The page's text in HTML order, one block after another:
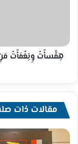
-الشاعره
فاطمه
هِمََّسأّتّ وِنِغٌمَأّتّ مَنِ
مقالات ذات